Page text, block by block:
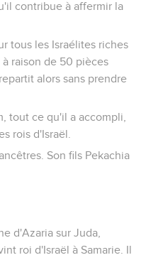
Piléser, le roi
serviteur et ton fils.
du roi de Syrie et du roi
dans la maison
royal, et il les envoya
contre Damas, s’en
fit mourir Retsin.
rencontrer Tiglath-
le plan précis de cet
entièrement conforme